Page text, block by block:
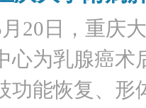
20日，重庆
心为乳腺癌术
功能恢复、形